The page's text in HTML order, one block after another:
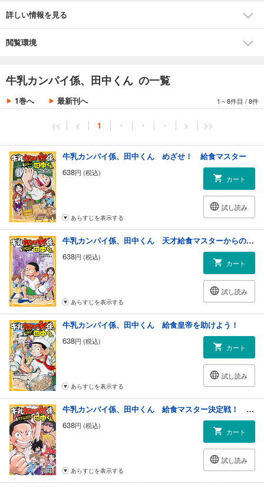
詳しい情報を見る
閲覧環境
牛乳カンパイ係、田中くん の一覧
1巻へ 最新刊へ 1～8件目 /8件
<< < 1 ・ ・ ・ > >>
牛乳カンパイ係、田中くん めざせ！ 給食マスター
638円 (税込)
カート
試し読み
あらすじを表示する
牛乳カンパイ係、田中くん 天才給食マスターからの挑戦状！
638円 (税込)
カート
試し読み
あらすじを表示する
牛乳カンパイ係、田中くん 給食皇帝を助けよう！
638円 (税込)
カート
試し読み
あらすじを表示する
牛乳カンパイ係、田中くん 給食マスター決定戦！ 父と子の親子丼対決！
638円 (税込)
カート
試し読み
あらすじを表示する